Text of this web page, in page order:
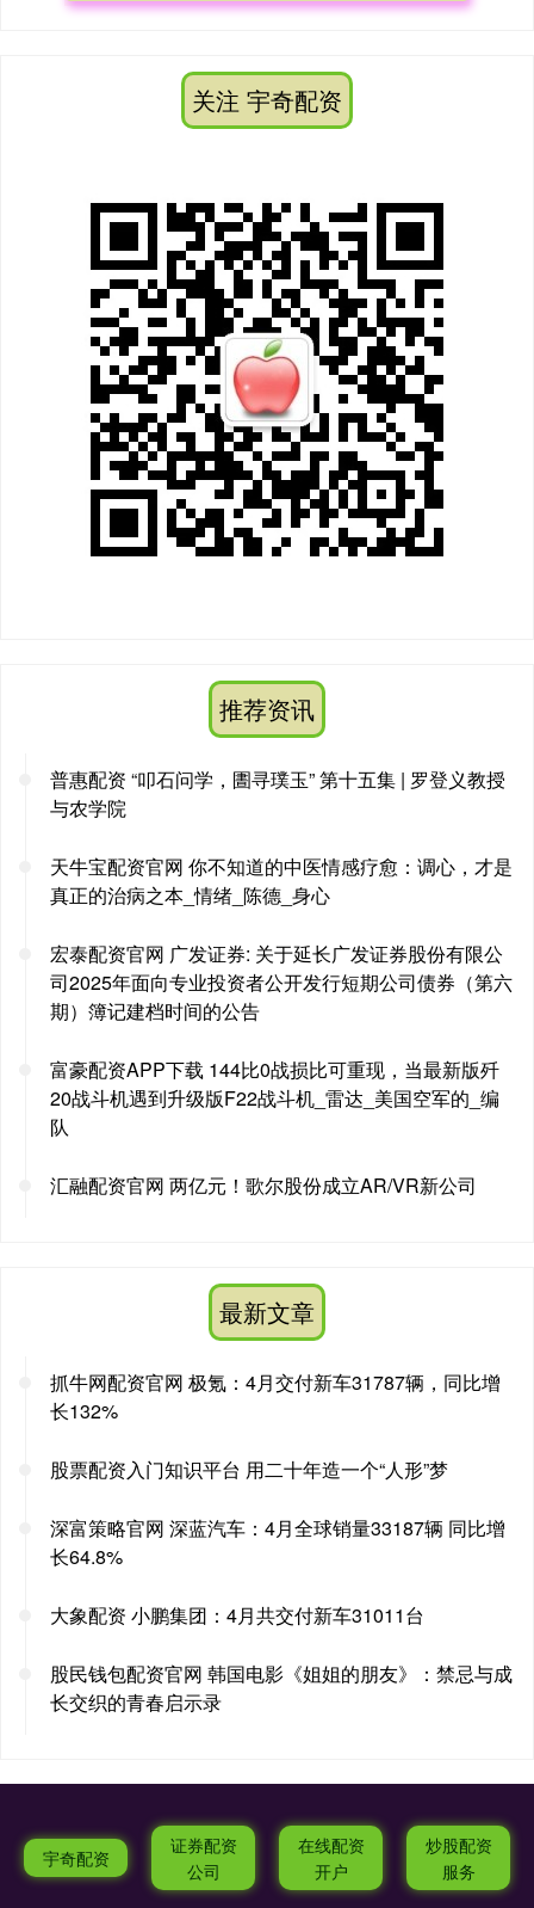
关注 宇奇配资
推荐资讯
普惠配资 “叩石问学，圕寻璞玉” 第十五集 | 罗登义教授
与农学院
天牛宝配资官网 你不知道的中医情感疗愈：调心，才是
真正的治病之本_情绪_陈德_身心
宏泰配资官网 广发证券: 关于延长广发证券股份有限公
司2025年面向专业投资者公开发行短期公司债券（第六
期）簿记建档时间的公告
富豪配资APP下载 144比0战损比可重现，当最新版歼
20战斗机遇到升级版F22战斗机_雷达_美国空军的_编
队
汇融配资官网 两亿元！歌尔股份成立AR/VR新公司
最新文章
抓牛网配资官网 极氪：4月交付新车31787辆，同比增
长132%
股票配资入门知识平台 用二十年造一个“人形”梦
深富策略官网 深蓝汽车：4月全球销量33187辆 同比增
长64.8%
大象配资 小鹏集团：4月共交付新车31011台
股民钱包配资官网 韩国电影《姐姐的朋友》：禁忌与成
长交织的青春启示录
宇奇配资
证券配资
公司
在线配资
开户
炒股配资
服务